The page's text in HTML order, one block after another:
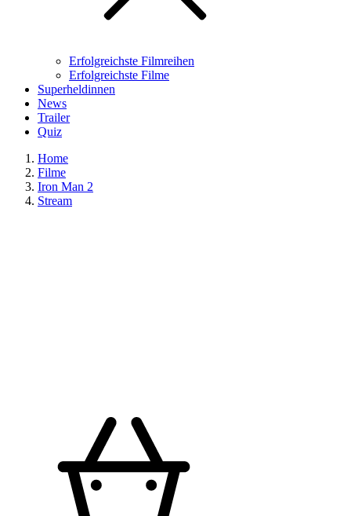
Erfolgreichste Filmreihen
Erfolgreichste Filme
Superheldinnen
News
Trailer
Quiz
Home
Filme
Iron Man 2
Stream